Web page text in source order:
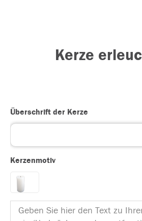
Kerze
Überschrift der Kerze
Kerzenmotiv